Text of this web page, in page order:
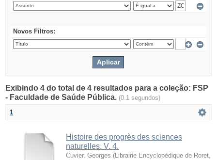
Novos Filtros:
Exibindo 4 do total de 4 resultados para a coleção: FSP
- Faculdade de Saúde Pública. (0.1 segundos)
1
Histoire des progrès des sciences
naturelles. V. 4.
Cuvier, Georges ( Librairie Encyclopédique de Roret